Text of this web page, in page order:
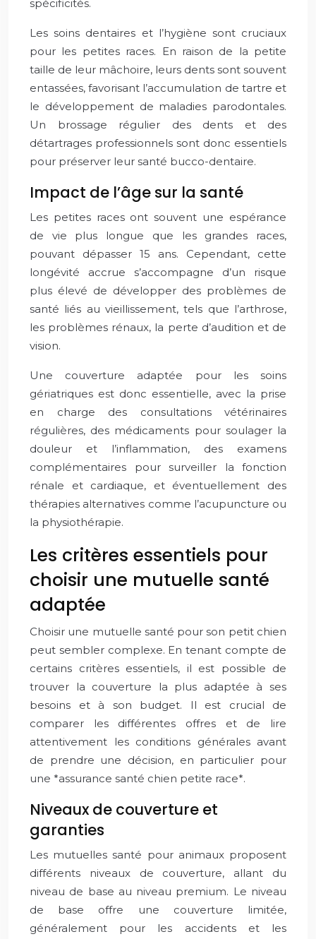
spécificités.
Les soins dentaires et l’hygiène sont cruciaux
pour les petites races. En raison de la petite
taille de leur mâchoire, leurs dents sont souvent
entassées, favorisant l’accumulation de tartre et
le développement de maladies parodontales.
Un brossage régulier des dents et des
détartrages professionnels sont donc essentiels
pour préserver leur santé bucco-dentaire.
Impact de l’âge sur la santé
Les petites races ont souvent une espérance
de vie plus longue que les grandes races,
pouvant dépasser 15 ans. Cependant, cette
longévité accrue s’accompagne d’un risque
plus élevé de développer des problèmes de
santé liés au vieillissement, tels que l’arthrose,
les problèmes rénaux, la perte d’audition et de
vision.
Une couverture adaptée pour les soins
gériatriques est donc essentielle, avec la prise
en charge des consultations vétérinaires
régulières, des médicaments pour soulager la
douleur et l’inflammation, des examens
complémentaires pour surveiller la fonction
rénale et cardiaque, et éventuellement des
thérapies alternatives comme l’acupuncture ou
la physiothérapie.
Les critères essentiels pour
choisir une mutuelle santé
adaptée
Choisir une mutuelle santé pour son petit chien
peut sembler complexe. En tenant compte de
certains critères essentiels, il est possible de
trouver la couverture la plus adaptée à ses
besoins et à son budget. Il est crucial de
comparer les différentes offres et de lire
attentivement les conditions générales avant
de prendre une décision, en particulier pour
une *assurance santé chien petite race*.
Niveaux de couverture et
garanties
Les mutuelles santé pour animaux proposent
différents niveaux de couverture, allant du
niveau de base au niveau premium. Le niveau
de base offre une couverture limitée,
généralement pour les accidents et les